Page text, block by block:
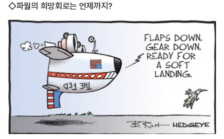
◇파월의 희망회로는 언제까지?